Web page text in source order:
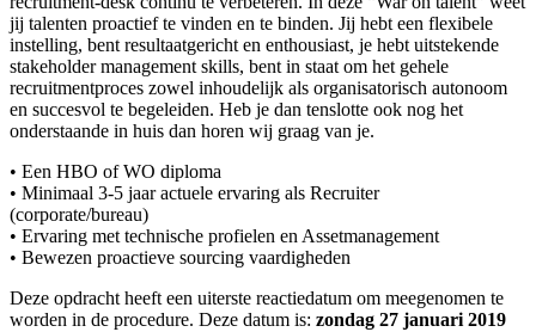
jij talenten proactief te vinden en te binden. Jij hebt een flexibele
instelling, bent resultaatgericht en enthousiast, je hebt uitstekende
stakeholder management skills, bent in staat om het gehele
recruitmentproces zowel inhoudelijk als organisatorisch autonoom
en succesvol te begeleiden. Heb je dan tenslotte ook nog het
onderstaande in huis dan horen wij graag van je.
• Een HBO of WO diploma
• Minimaal 3-5 jaar actuele ervaring als Recruiter
(corporate/bureau)
• Ervaring met technische profielen en Assetmanagement
• Bewezen proactieve sourcing vaardigheden
Deze opdracht heeft een uiterste reactiedatum om meegenomen te
worden in de procedure. Deze datum is: zondag 27 januari 2019